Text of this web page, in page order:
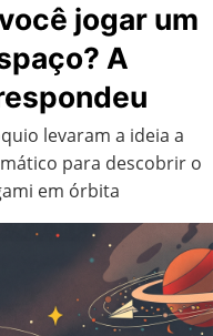
jogar um
A
levaram a ideia a
para descobrir o
em órbita